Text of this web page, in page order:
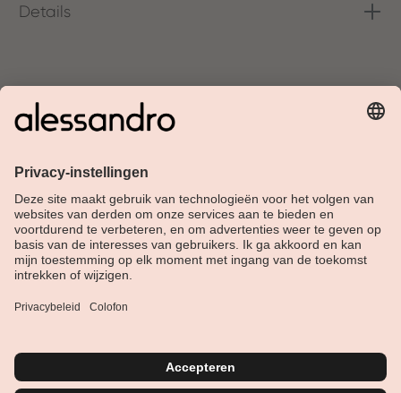
Details
Over Alessandro
Shop